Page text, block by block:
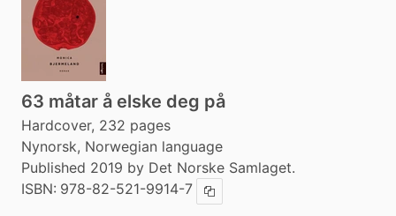
63 måtar å elske deg på
Hardcover, 232 pages
Nynorsk, Norwegian language
Published 2019 by Det Norske Samlaget.
ISBN: 978-82-521-9914-7 Copy ISBN